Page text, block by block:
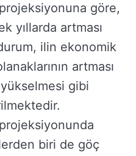
göre,
yıllarda artması
ilin ekonomik
artması
gibi
biri de göç